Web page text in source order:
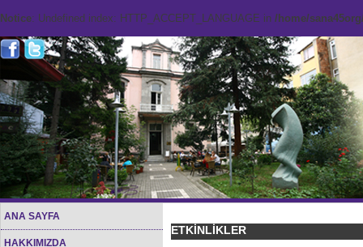
Notice: Undefined index: HTTP_ACCEPT_LANGUAGE in /home/
ANA SAYFA
HAKKIMIZDA
ETKİNLİKLER